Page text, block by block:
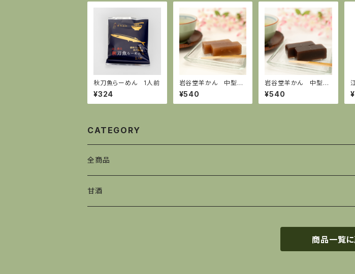
秋刀魚らーめん 1人前
¥324
岩谷堂羊かん 中型
くるみ 255g
¥540
岩谷堂羊かん 中型
しお 255g
¥540
CATEGORY
全商品
お米
甘酒
商品一覧